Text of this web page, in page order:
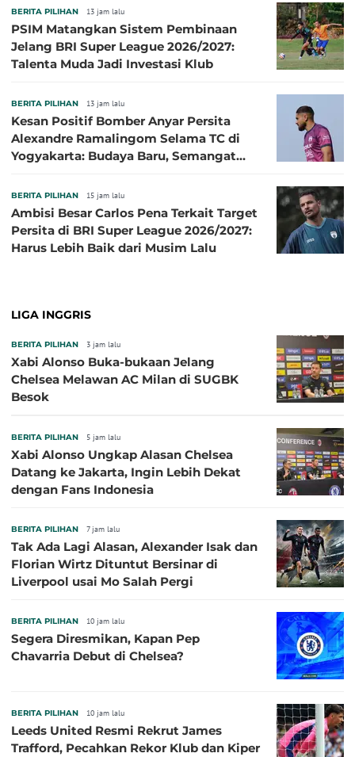
BERITA PILIHAN 13 jam lalu
PSIM Matangkan Sistem Pembinaan
Jelang BRI Super League 2026/2027:
Talenta Muda Jadi Investasi Klub
BERITA PILIHAN 13 jam lalu
Kesan Positif Bomber Anyar Persita
Alexandre Ramalingom Selama TC di
Yogyakarta: Budaya Baru, Semangat
BERITA PILIHAN 15 jam lalu
Ambisi Besar Carlos Pena Terkait Target
Persita di BRI Super League 2026/2027:
Harus Lebih Baik dari Musim Lalu
LIGA INGGRIS
BERITA PILIHAN 3 jam lalu
Xabi Alonso Buka-bukaan Jelang
Chelsea Melawan AC Milan di SUGBK
Besok
BERITA PILIHAN 5 jam lalu
Xabi Alonso Ungkap Alasan Chelsea
Datang ke Jakarta, Ingin Lebih Dekat
dengan Fans Indonesia
BERITA PILIHAN 7 jam lalu
Tak Ada Lagi Alasan, Alexander Isak dan
Florian Wirtz Dituntut Bersinar di
Liverpool usai Mo Salah Pergi
BERITA PILIHAN 10 jam lalu
Segera Diresmikan, Kapan Pep
Chavarria Debut di Chelsea?
BERITA PILIHAN 10 jam lalu
Leeds United Resmi Rekrut James
Trafford, Pecahkan Rekor Klub dan Kiper